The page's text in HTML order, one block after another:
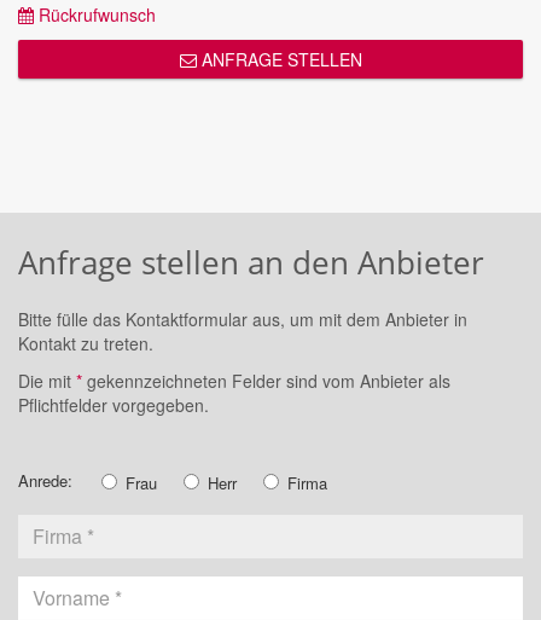
Rückrufwunsch
ANFRAGE STELLEN
Anfrage stellen an den Anbieter
Bitte fülle das Kontaktformular aus, um mit dem Anbieter in
Kontakt zu treten.
Die mit * gekennzeichneten Felder sind vom Anbieter als
Pflichtfelder vorgegeben.
Anrede: Frau Herr Firma
Vorname